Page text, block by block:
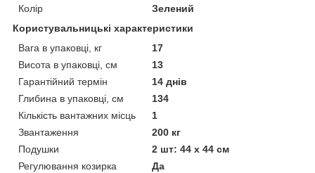
Колір
Зелений
Користувальницькі характеристики
Вага в упаковці, кг
17
Висота в упаковці, см
13
Гарантійний термін
14 днів
Глибина в упаковці, см
134
Кількість вантажних місць
1
Звантаження
200 кг
Подушки
2 шт: 44 х 44 см
Регулювання козирка
Да